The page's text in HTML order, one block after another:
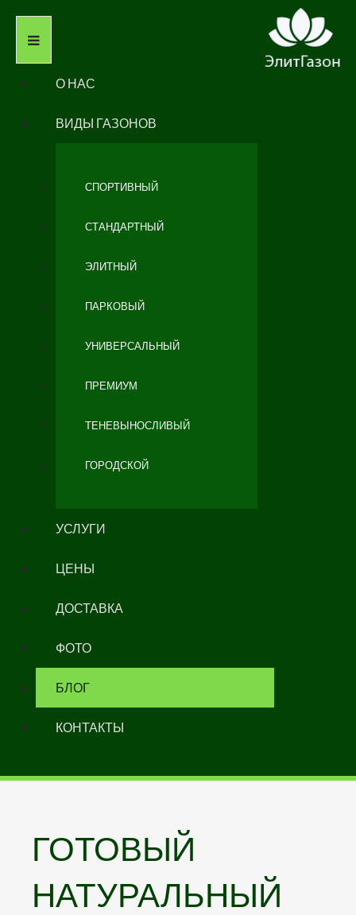
О НАС
ВИДЫ ГАЗОНОВ
СПОРТИВНЫЙ
СТАНДАРТНЫЙ
ЭЛИТНЫЙ
ПАРКОВЫЙ
УНИВЕРСАЛЬНЫЙ
ПРЕМИУМ
ТЕНЕВЫНОСЛИВЫЙ
ГОРОДСКОЙ
УСЛУГИ
ЦЕНЫ
ДОСТАВКА
ФОТО
БЛОГ
КОНТАКТЫ
ГОТОВЫЙ
НАТУРАЛЬНЫЙ